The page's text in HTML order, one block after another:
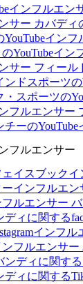
インフルエン
サー カバディ
インフ
YouTubeイン
サー フィール
ンドスポーツ
スポーツの
フルエンサー
チーの
フルエンサー
イスブックイ
インフルエン
ルエンサー
ディに関する
インフル
フルエンサー
ンディに関す
ディに関する